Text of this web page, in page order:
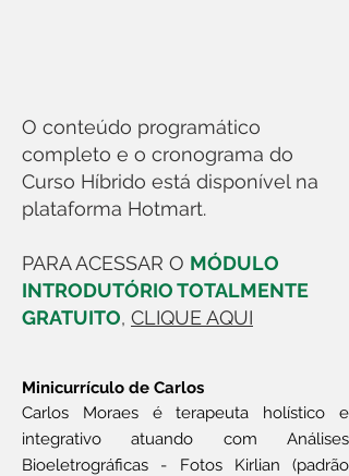
O conteúdo programático
completo e o cronograma do
Curso Híbrido está disponível na
plataforma Hotmart.
PARA ACESSAR O MÓDULO
INTRODUTÓRIO TOTALMENTE
GRATUITO, CLIQUE AQUI
Minicurrículo de Carlos
Carlos Moraes é terapeuta holístico e
integrativo atuando com Análises
Bioeletrográficas - Fotos Kirlian (padrão